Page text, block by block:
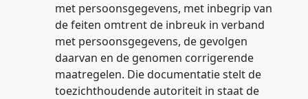
met persoonsgegevens, met inbegrip van
de feiten omtrent de inbreuk in verband
met persoonsgegevens, de gevolgen
daarvan en de genomen corrigerende
maatregelen. Die documentatie stelt de
toezichthoudende autoriteit in staat de